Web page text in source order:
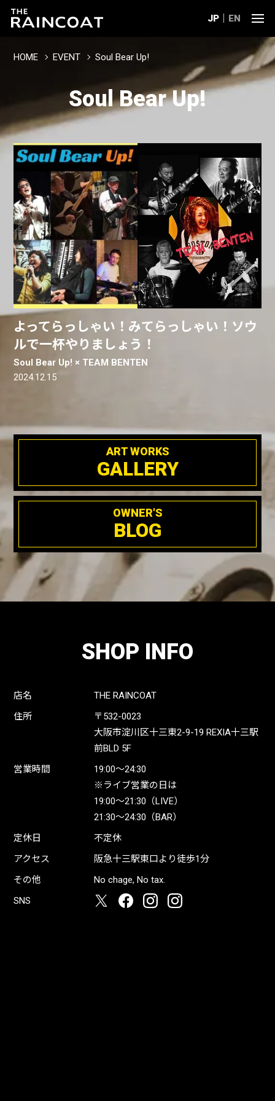
JP EN
HOME EVENT Soul Bear Up!
Soul Bear Up!
よってらっしゃい！みてらっしゃい！ソウ
ルで一杯やりましょう！
Soul Bear Up! × TEAM BENTEN
2024.12.15
ART WORKS
GALLERY
OWNER'S
BLOG
SHOP INFO
店名
THE RAINCOAT
住所
〒532-0023
大阪市淀川区十三東2-9-19 REXIA十三駅
前BLD 5F
営業時間
19:00〜24:30
※ライブ営業の日は
19:00〜21:30（LIVE）
21:30〜24:30（BAR）
定休日
不定休
アクセス
阪急十三駅東口より徒歩1分
その他
No chage, No tax.
SNS